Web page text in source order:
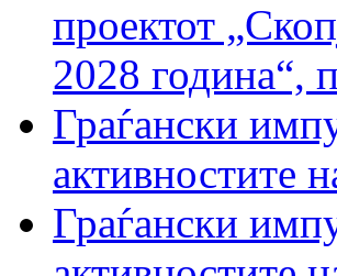
проектот
2028 година“,
Граѓански
активностите
Граѓански